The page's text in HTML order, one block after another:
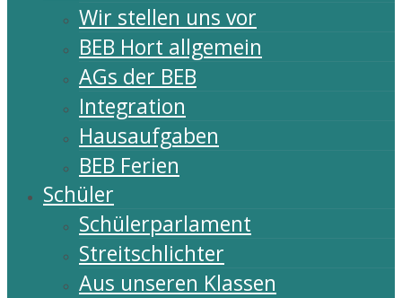
Wir stellen uns vor
BEB Hort allgemein
AGs der BEB
Integration
Hausaufgaben
BEB Ferien
Schüler
Schülerparlament
Streitschlichter
Aus unseren Klassen